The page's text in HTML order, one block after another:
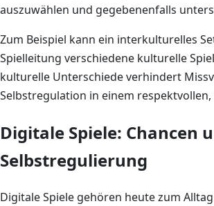
auszuwählen und gegebenenfalls
Zum Beispiel kann ein interkulturelles
Spielleitung verschiedene kulturelle
kulturelle Unterschiede verhindert
Selbstregulation in einem
Digitale Spiele: Chancen
Selbstregulierung
Digitale Spiele gehören heute zum